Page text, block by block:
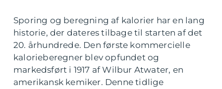
Sporing og beregning af kalorier har en lang
historie, der dateres tilbage til starten af det
20. århundrede. Den første kommercielle
kalorieberegner blev opfundet og
markedsført i 1917 af Wilbur Atwater, en
amerikansk kemiker. Denne tidlige